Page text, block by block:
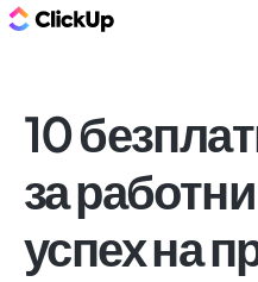
10
за
успех на